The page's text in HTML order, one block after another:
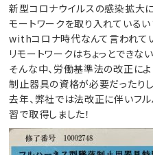
新型コロナウイルスの感染拡大
モートワークを取り入れているい
withコロナ時代なんて言われて
リモートワークはちょっとできな
そんな中、労働基準法の改正に
制止器具の資格が必要だったり
去年、弊社では法改正に伴いフ
習で取得しました！